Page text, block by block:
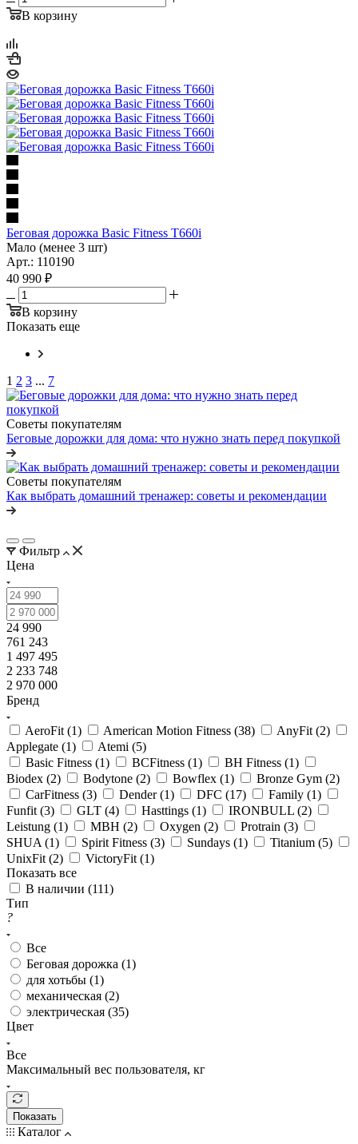
В корзину
Беговая дорожка Basic Fitness T660i
Мало (менее 3 шт)
Арт.: 110190
40 990 ₽
В корзину
Показать еще
1 2 3 ... 7
Советы покупателям
Беговые дорожки для дома: что нужно знать перед покупкой
Советы покупателям
Как выбрать домашний тренажер: советы и рекомендации
Фильтр
Цена
24 990
761 243
1 497 495
2 233 748
2 970 000
Бренд
AeroFit (1) American Motion Fitness (38) AnyFit (2)
Applegate (1) Atemi (5)
Basic Fitness (1) BCFitness (1) BH Fitness (1)
Biodex (2) Bodytone (2) Bowflex (1) Bronze Gym (2)
CarFitness (3) Dender (1) DFC (17) Family (1)
Funfit (3) GLT (4) Hasttings (1) IRONBULL (2)
Leistung (1) MBH (2) Oxygen (2) Protrain (3)
SHUA (1) Spirit Fitness (3) Sundays (1) Titanium (5)
UnixFit (2) VictoryFit (1)
Показать все
В наличии (111)
Тип
?
Все
Беговая дорожка (1)
для хотьбы (1)
механическая (2)
электрическая (35)
Цвет
Все
Максимальный вес пользователя, кг
Показать
Каталог